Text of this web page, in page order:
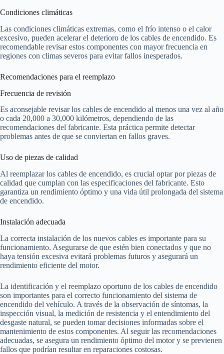
Condiciones climáticas
Las condiciones climáticas extremas, como el frío intenso o el calor
excesivo, pueden acelerar el deterioro de los cables de encendido. Es
recomendable revisar estos componentes con mayor frecuencia en
regiones con climas severos para evitar fallos inesperados.
Recomendaciones para el reemplazo
Frecuencia de revisión
Es aconsejable revisar los cables de encendido al menos una vez al año
o cada 20,000 a 30,000 kilómetros, dependiendo de las
recomendaciones del fabricante. Esta práctica permite detectar
problemas antes de que se conviertan en fallos graves.
Uso de piezas de calidad
Al reemplazar los cables de encendido, es crucial optar por piezas de
calidad que cumplan con las especificaciones del fabricante. Esto
garantiza un rendimiento óptimo y una vida útil prolongada del sistema
de encendido.
Instalación adecuada
La correcta instalación de los nuevos cables es importante para su
funcionamiento. Asegurarse de que estén bien conectados y que no
haya tensión excesiva evitará problemas futuros y asegurará un
rendimiento eficiente del motor.
La identificación y el reemplazo oportuno de los cables de encendido
son importantes para el correcto funcionamiento del sistema de
encendido del vehículo. A través de la observación de síntomas, la
inspección visual, la medición de resistencia y el entendimiento del
desgaste natural, se pueden tomar decisiones informadas sobre el
mantenimiento de estos componentes. Al seguir las recomendaciones
adecuadas, se asegura un rendimiento óptimo del motor y se previenen
fallos que podrían resultar en reparaciones costosas.